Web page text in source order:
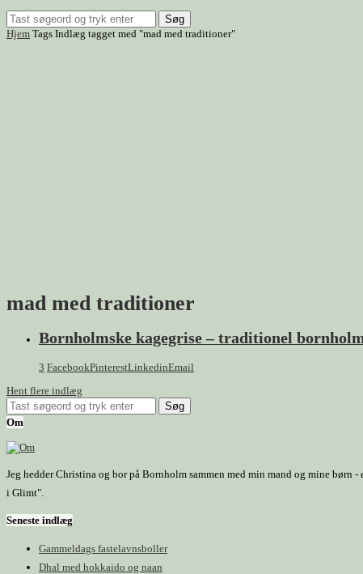
Søg
Hjem Tags Indlæg tagget med "mad med traditioner"
mad med traditioner
Bornholmske kagegrise – traditionel
3 FacebookPinterestLinkedinEmail
Hent flere indlæg
Om
Jeg hedder Christina og bor på Bornholm sammen med min mand og mine
i Glimt".
Seneste indlæg
Gammeldags fastelavnsboller
Dhal med hokkaido og naan